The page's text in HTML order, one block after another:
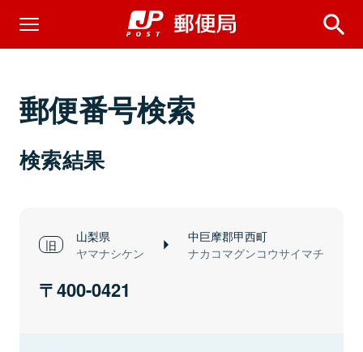
郵便番号検索
検索結果
山梨県
ヤマナシケン
中巨摩郡甲西町
ナカコマグンコウサイマチ
400-0421